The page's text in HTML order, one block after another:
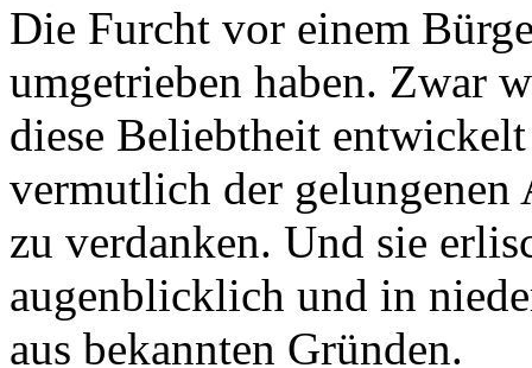
Die Furcht vor einem
umgetrieben haben. Zwar
diese Beliebtheit
vermutlich der gelungenen
zu verdanken. Und sie
augenblicklich und in
aus bekannten Gründen.